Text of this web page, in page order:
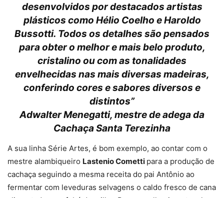
desenvolvidos por destacados artistas
plásticos como Hélio Coelho e Haroldo
Bussotti. Todos os detalhes são pensados
para obter o melhor e mais belo produto,
cristalino ou com as tonalidades
envelhecidas nas mais diversas madeiras,
conferindo cores e sabores diversos e
distintos”
Adwalter Menegatti, mestre de adega da
Cachaça Santa Terezinha
A sua linha Série Artes, é bom exemplo, ao contar com o
mestre alambiqueiro Lastenio Cometti para a produção de
cachaça seguindo a mesma receita do pai Antônio ao
fermentar com leveduras selvagens o caldo fresco de cana